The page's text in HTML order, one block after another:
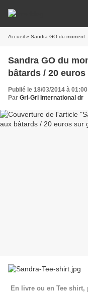
Accueil » Sandra GO du moment -
Sandra GO du
bâtards / 20
Publié le 18/03/2014 à 01:00
Par Gri-Gri International dr
En livre ou en Tee